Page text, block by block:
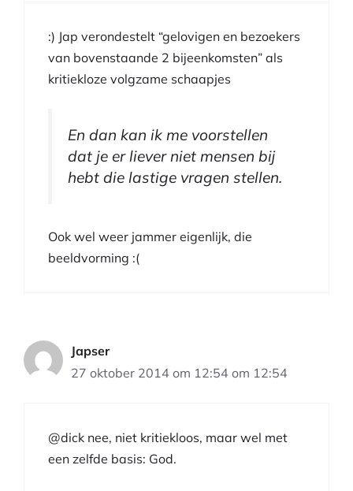
:) Jap verondestelt “gelovigen en bezoekers
van bovenstaande 2 bijeenkomsten” als
kritiekloze volgzame schaapjes
En dan kan ik me voorstellen
dat je er liever niet mensen bij
hebt die lastige vragen stellen.
Ook wel weer jammer eigenlijk, die
beeldvorming :(
Japser
27 oktober 2014 om 12:54 om 12:54
@dick nee, niet kritiekloos, maar wel met
een zelfde basis: God.